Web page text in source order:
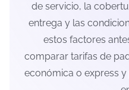
de servicio, la
entrega y las
estos factores
comparar tarifas de
económica o express